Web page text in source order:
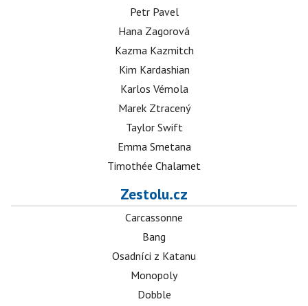
Petr Pavel
Hana Zagorová
Kazma Kazmitch
Kim Kardashian
Karlos Vémola
Marek Ztracený
Taylor Swift
Emma Smetana
Timothée Chalamet
Zestolu.cz
Carcassonne
Bang
Osadníci z Katanu
Monopoly
Dobble